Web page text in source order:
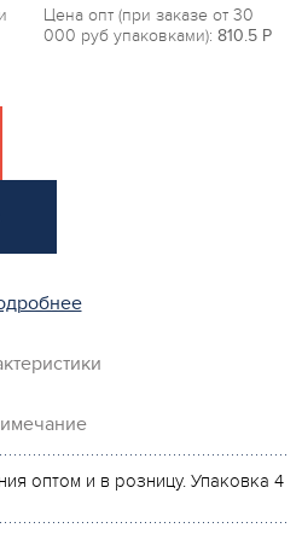
Цена опт (при заказе от 30
000 руб упаковками): 810.5 P
оптом и в розницу. Упаковка 4